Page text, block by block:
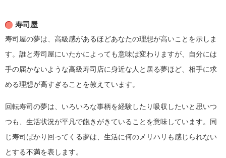
寿司屋
寿司屋の夢は、高級感があるほどあなたの理想が高いことを示しま
す。誰と寿司屋にいたかによっても意味は変わりますが、自分には
手の届かないような高級寿司店に身近な人と居る夢ほど、相手に求
める理想が高すぎることを教えています。
回転寿司の夢は、いろいろな事柄を経験したり吸収したいと思いつ
つも、生活状況が平凡で飽きがきていることを意味しています。同
じ寿司ばかり回ってくる夢は、生活に何のメリハリも感じられない
とする不満を表します。